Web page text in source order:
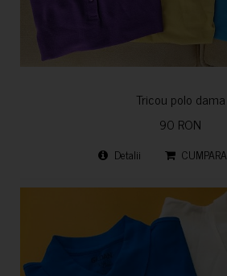
Tricou polo dama
90 RON
Detalii CUMPARA